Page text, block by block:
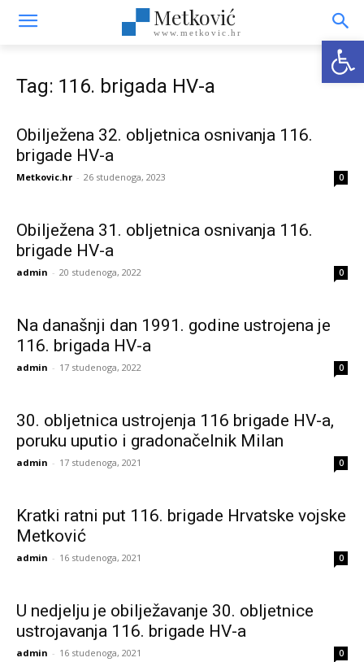
Metković
www.metkovic.hr
Tag: 116. brigada HV-a
Obilježena 32. obljetnica osnivanja 116.
brigade HV-a
Metkovic.hr - 26 studenoga, 2023 0
Obilježena 31. obljetnica osnivanja 116.
brigade HV-a
admin - 20 studenoga, 2022 0
Na današnji dan 1991. godine ustrojena je
116. brigada HV-a
admin - 17 studenoga, 2022 0
30. obljetnica ustrojenja 116 brigade HV-a,
poruku uputio i gradonačelnik Milan
admin - 17 studenoga, 2021 0
Kratki ratni put 116. brigade Hrvatske vojske
Metković
admin - 16 studenoga, 2021 0
U nedjelju je obilježavanje 30. obljetnice
ustrojavanja 116. brigade HV-a
admin - 16 studenoga, 2021 0